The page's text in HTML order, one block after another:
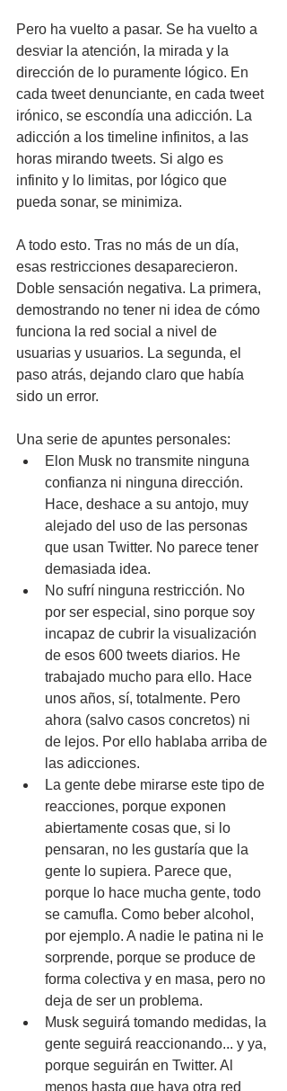
Pero ha vuelto a pasar. Se ha vuelto a
desviar la atención, la mirada y la
dirección de lo puramente lógico. En
cada tweet denunciante, en cada tweet
irónico, se escondía una adicción. La
adicción a los timeline infinitos, a las
horas mirando tweets. Si algo es
infinito y lo limitas, por lógico que
pueda sonar, se minimiza.
A todo esto. Tras no más de un día,
esas restricciones desaparecieron.
Doble sensación negativa. La primera,
demostrando no tener ni idea de cómo
funciona la red social a nivel de
usuarias y usuarios. La segunda, el
paso atrás, dejando claro que había
sido un error.
Una serie de apuntes personales:
Elon Musk no transmite ninguna
confianza ni ninguna dirección.
Hace, deshace a su antojo, muy
alejado del uso de las personas
que usan Twitter. No parece tener
demasiada idea.
No sufrí ninguna restricción. No
por ser especial, sino porque soy
incapaz de cubrir la visualización
de esos 600 tweets diarios. He
trabajado mucho para ello. Hace
unos años, sí, totalmente. Pero
ahora (salvo casos concretos) ni
de lejos. Por ello hablaba arriba de
las adicciones.
La gente debe mirarse este tipo de
reacciones, porque exponen
abiertamente cosas que, si lo
pensaran, no les gustaría que la
gente lo supiera. Parece que,
porque lo hace mucha gente, todo
se camufla. Como beber alcohol,
por ejemplo. A nadie le patina ni le
sorprende, porque se produce de
forma colectiva y en masa, pero no
deja de ser un problema.
Musk seguirá tomando medidas, la
gente seguirá reaccionando... y ya,
porque seguirán en Twitter. Al
menos hasta que haya otra red